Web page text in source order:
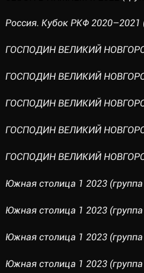
Россия. Кубок РКФ 2020–2021
ГОСПОДИН ВЕЛИКИЙ
ГОСПОДИН ВЕЛИКИЙ
ГОСПОДИН ВЕЛИКИЙ
ГОСПОДИН ВЕЛИКИЙ
ГОСПОДИН ВЕЛИКИЙ
Южная столица 1 2023
Южная столица 1 2023
Южная столица 1 2023
Южная столица 1 2023